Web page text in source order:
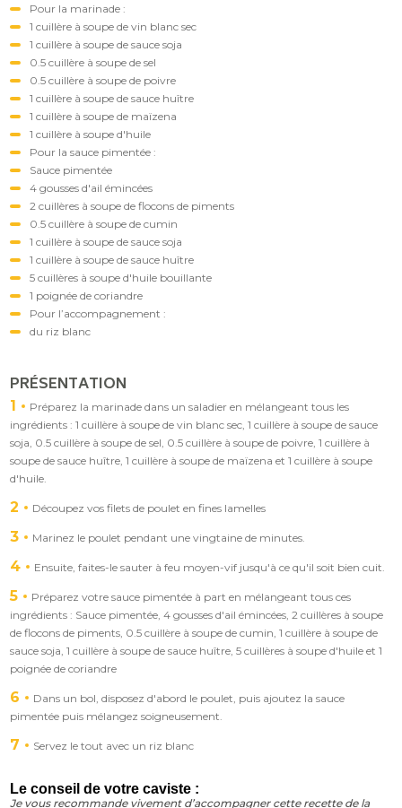
Pour la marinade :
1 cuillère à soupe de vin blanc sec
1 cuillère à soupe de sauce soja
0.5 cuillère à soupe de sel
0.5 cuillère à soupe de poivre
1 cuillère à soupe de sauce huître
1 cuillère à soupe de maïzena
1 cuillère à soupe d'huile
Pour la sauce pimentée :
Sauce pimentée
4 gousses d'ail émincées
2 cuillères à soupe de flocons de piments
0.5 cuillère à soupe de cumin
1 cuillère à soupe de sauce soja
1 cuillère à soupe de sauce huître
5 cuillères à soupe d'huile bouillante
1 poignée de coriandre
Pour l’accompagnement :
du riz blanc
PRÉSENTATION
1
Préparez la marinade dans un saladier en mélangeant tous les
ingrédients : 1 cuillère à soupe de vin blanc sec, 1 cuillère à soupe de sauce
soja, 0.5 cuillère à soupe de sel, 0.5 cuillère à soupe de poivre, 1 cuillère à
soupe de sauce huître, 1 cuillère à soupe de maïzena et 1 cuillère à soupe
d'huile.
2 Découpez vos filets de poulet en fines lamelles
3 Marinez le poulet pendant une vingtaine de minutes.
4 Ensuite, faites-le sauter à feu moyen-vif jusqu'à ce qu'il soit bien cuit.
5
Préparez votre sauce pimentée à part en mélangeant tous ces
ingrédients : Sauce pimentée, 4 gousses d'ail émincées, 2 cuillères à soupe
de flocons de piments, 0.5 cuillère à soupe de cumin, 1 cuillère à soupe de
sauce soja, 1 cuillère à soupe de sauce huître, 5 cuillères à soupe d'huile et 1
poignée de coriandre
6
Dans un bol, disposez d'abord le poulet, puis ajoutez la sauce
pimentée puis mélangez soigneusement.
7 Servez le tout avec un riz blanc
Le conseil de votre caviste :
Je vous recommande vivement d’accompagner cette recette de la